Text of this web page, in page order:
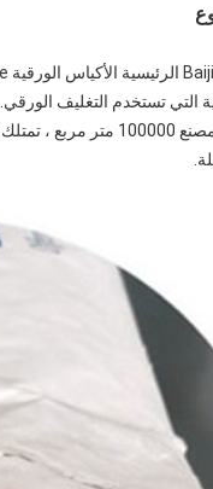
التي تستخدم التغليف الورقي.